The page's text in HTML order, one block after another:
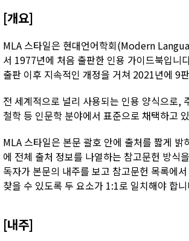
[개요]
MLA 스타일은 현대언어학회(Modern
서 1977년에 처음 출판한 인용 가이드북입니
출판 이후 지속적인 개정을 거쳐 2021년에 9
전 세계적으로 널리 사용되는 인용 양식으로,
철학 등 인문학 분야에서 표준으로 채택하고
MLA 스타일은 본문 괄호 안에 출처를 짧게 밝
에 전체 출처 정보를 나열하는 참고문헌 방식
독자가 본문의 내주를 보고 참고문헌 목록에
찾을 수 있도록 두 요소가 1:1로 일치해야 합
[내주]